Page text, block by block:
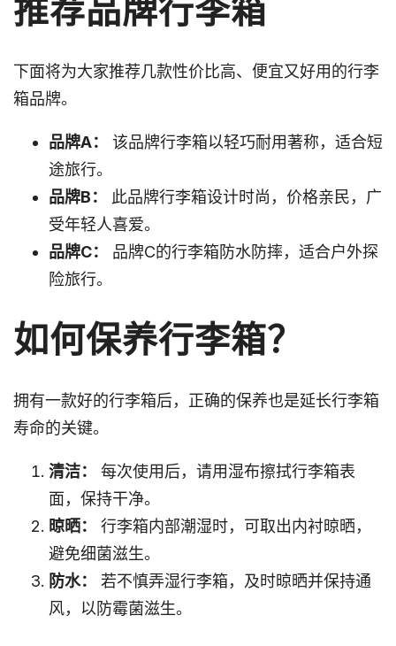
推荐品牌行李箱
下面将为大家推荐几款性价比高、便宜又好用的行李
箱品牌。
品牌A：
该品牌行李箱以轻巧耐用著称，适合短
途旅行。
品牌B：
此品牌行李箱设计时尚，价格亲民，广
受年轻人喜爱。
品牌C：
品牌C的行李箱防水防摔，适合户外探
险旅行。
如何保养行李箱？
拥有一款好的行李箱后，正确的保养也是延长行李箱
寿命的关键。
清洁：
每次使用后，请用湿布擦拭行李箱表
面，保持干净。
晾晒：
行李箱内部潮湿时，可取出内衬晾晒，
避免细菌滋生。
防水：
若不慎弄湿行李箱，及时晾晒并保持通
风，以防霉菌滋生。